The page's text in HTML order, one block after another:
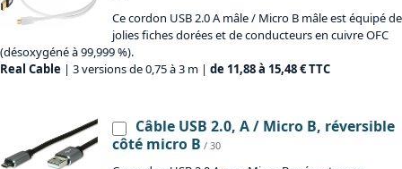
Ce cordon USB 2.0 A mâle / Micro B mâle est équipé de
jolies fiches dorées et de conducteurs en cuivre OFC
(désoxygéné à 99,999 %).
Real Cable | 3 versions de 0,75 à 3 m | de 11,88 à 15,48 € TTC
Câble USB 2.0, A / Micro B, réversible
côté micro B / 30